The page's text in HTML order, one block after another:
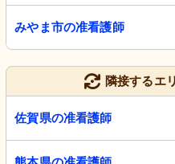
みやま市の准看護師
隣接するエ
佐賀県の准看護師